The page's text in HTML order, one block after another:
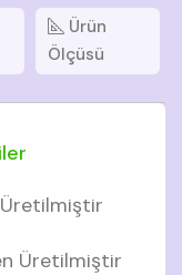
Ürün
Ölçüsü
Üretilmiştir
Üretilmiştir